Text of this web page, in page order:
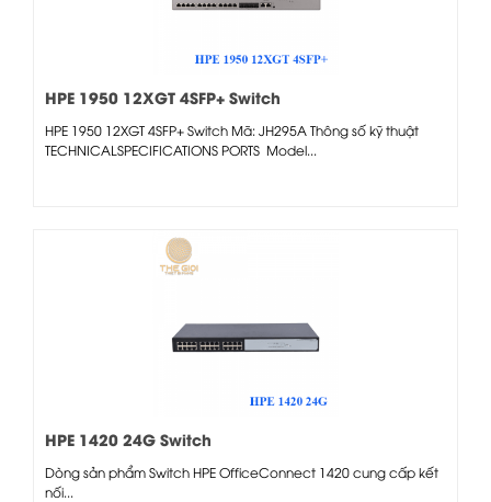
HPE 1950 12XGT 4SFP+ Switch
HPE 1950 12XGT 4SFP+ Switch Mã: JH295A Thông số kỹ thuật
TECHNICALSPECIFICATIONS PORTS Model...
HPE 1420 24G Switch
Dòng sản phẩm Switch HPE OfficeConnect 1420 cung cấp kết
nối...